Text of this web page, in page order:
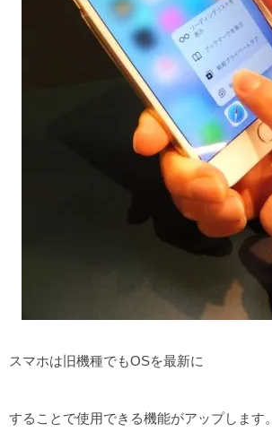
スマホは旧機種でもOSを最新に
することで使用できる機能がアップします。